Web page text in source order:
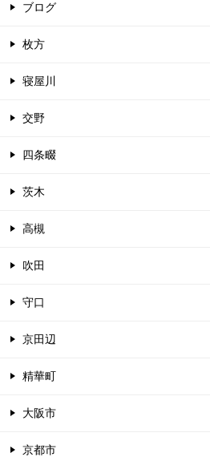
ブログ
枚方
寝屋川
交野
四条畷
茨木
高槻
吹田
守口
京田辺
精華町
大阪市
京都市